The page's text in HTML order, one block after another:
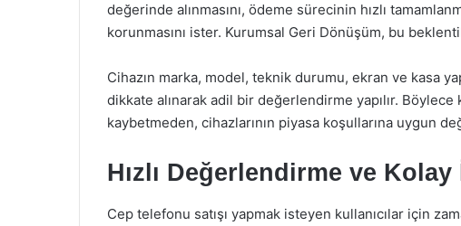
değerinde alınmasını, ödeme sürecinin hızlı
korunmasını ister. Kurumsal Geri Dönüşüm, bu
Cihazın marka, model, teknik durumu, ekran ve kasa
dikkate alınarak adil bir değerlendirme yapılır.
kaybetmeden, cihazlarının piyasa koşullarına uygun
Hızlı Değerlendirme ve
Cep telefonu satışı yapmak isteyen kullanıcılar için